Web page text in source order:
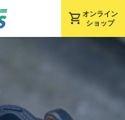
shopping_cart オンライン
ショップ